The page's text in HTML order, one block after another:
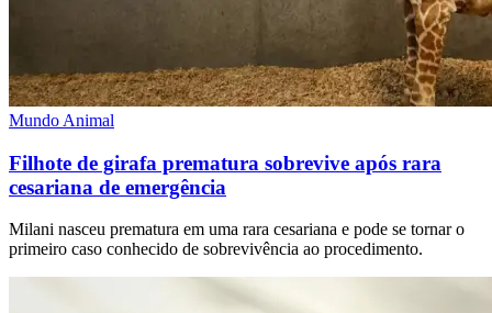
Mundo Animal
Filhote de girafa prematura sobrevive após rara
cesariana de emergência
Milani nasceu prematura em uma rara cesariana e pode se tornar o
primeiro caso conhecido de sobrevivência ao procedimento.